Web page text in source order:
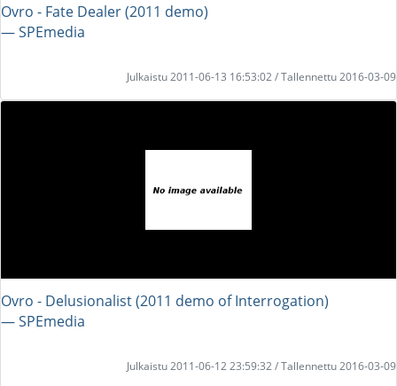
Ovro - Fate Dealer (2011 demo)
― SPEmedia
Julkaistu 2011-06-13 16:53:02 / Tallennettu 2016-03-09
Ovro - Delusionalist (2011 demo of Interrogation)
― SPEmedia
Julkaistu 2011-06-12 23:59:32 / Tallennettu 2016-03-09